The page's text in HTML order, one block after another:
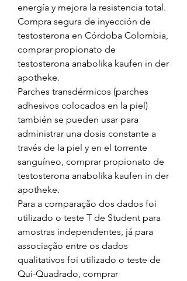
energía y mejora la resistencia total.
Compra segura de inyección de
testosterona en Córdoba Colombia,
comprar propionato de
testosterona anabolika kaufen in der
apotheke.
Parches transdérmicos (parches
adhesivos colocados en la piel)
también se pueden usar para
administrar una dosis constante a
través de la piel y en el torrente
sanguíneo, comprar propionato de
testosterona anabolika kaufen in der
apotheke.
Para a comparação dos dados foi
utilizado o teste T de Student para
amostras independentes, já para
associação entre os dados
qualitativos foi utilizado o teste de
Qui-Quadrado, comprar